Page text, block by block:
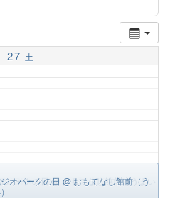
27 土
迎え@ お休み処前
★ CAFE－@ 観梅広場
パークの日@ おもてなし館前（うまい
オパークの日 @ おもてなし館前（う